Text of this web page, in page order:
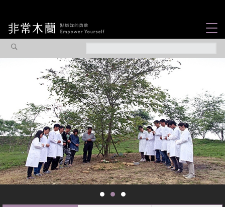
觀點專欄
焦點企劃
社會企業
認識我們